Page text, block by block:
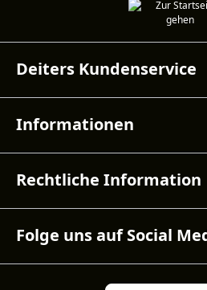
Deiters Kundenservice
Informationen
Rechtliche Information
Folge uns auf Social